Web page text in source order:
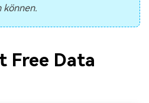
können.
Free Data